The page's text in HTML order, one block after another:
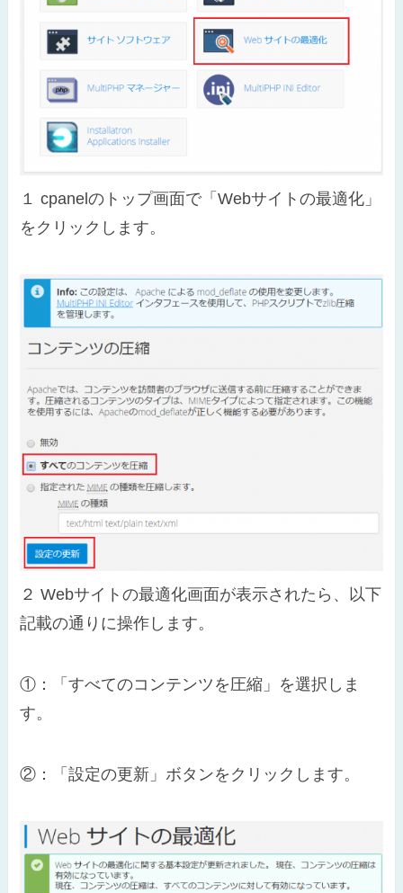
１ cpanelのトップ画面で「Webサイトの最適化」
をクリックします。
２ Webサイトの最適化画面が表示されたら、以下
記載の通りに操作します。
①：「すべてのコンテンツを圧縮」を選択しま
す。
②：「設定の更新」ボタンをクリックします。